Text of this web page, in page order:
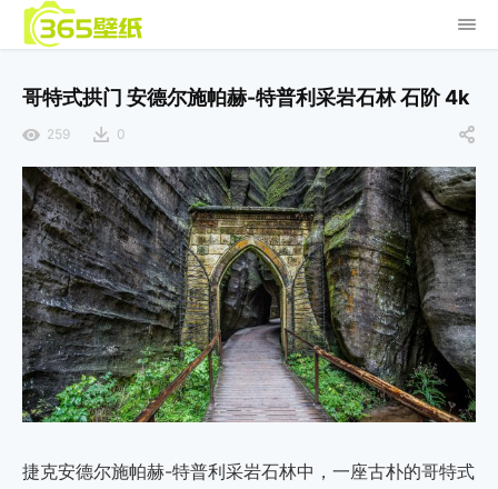
哥特式拱门 安德尔施帕赫-特普利采岩石林 石阶 4k
259 0
捷克安德尔施帕赫-特普利采岩石林中，一座古朴的哥特式